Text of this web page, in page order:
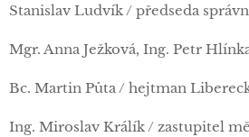
Stanislav Ludvík / předseda
Mgr. Anna Ježková, Ing. Petr
Bc. Martin Půta / hejtman
Ing. Miroslav Králík / zastupitel